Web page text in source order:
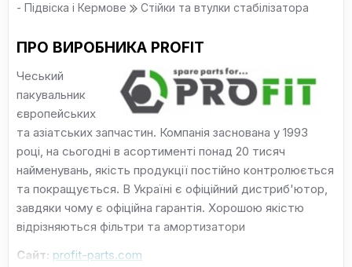
- Підвіска і Кермове
Стійки та втулки стабілізатора
ПРО ВИРОБНИКА PROFIT
Чеський
пакувальник
європейських
та азіатських запчастин. Компанія заснована у 1993
році, на сьогодні в асортименті понад 20 тисяч
найменувань, якість продукції постійно контролюється
та покращується. В Україні є офіційний дистриб'ютор,
завдяки чому є офіційна гарантія. Хорошою якістю
відрізняються фільтри та амортизатори
Сайт: profit-parts.com